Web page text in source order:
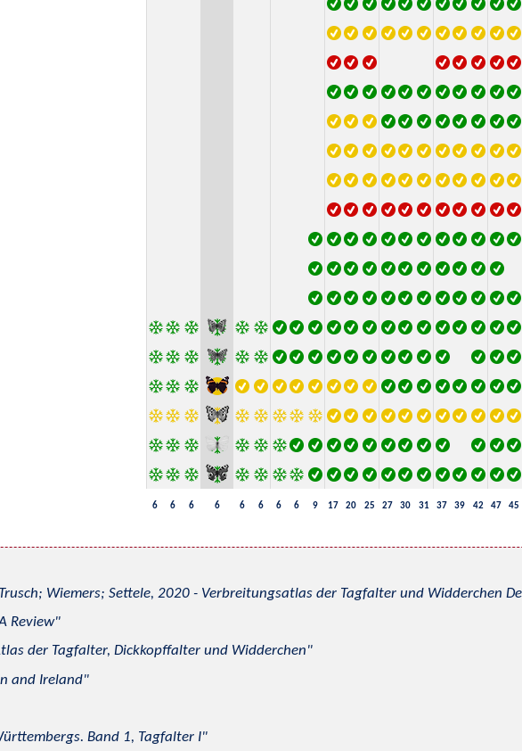
6 6 6 6 6 6 6 6 9 17 20 25 27 30 31 37 39 42 47 45
Wiemers; Settele, 2020 - Verbreitungsatlas der Tagfalter und Widderchen
Review
der Tagfalter, Dickkopffalter und Widderchen
and Ireland
Band 1, Tagfalter I